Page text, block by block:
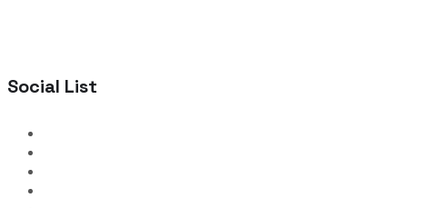
Social List